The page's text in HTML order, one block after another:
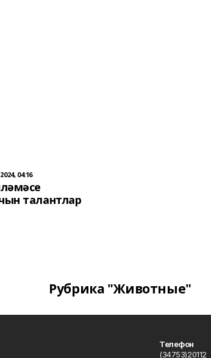
04:16
талантлар
Рубрика "Животные"
Телефон
(34753)20112